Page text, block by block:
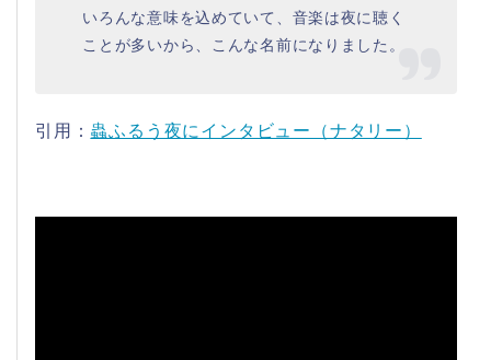
いろんな意味を込めていて、音楽は夜に聴く
ことが多いから、こんな名前になりました。
引用： 蟲ふるう夜にインタビュー（ナタリー）